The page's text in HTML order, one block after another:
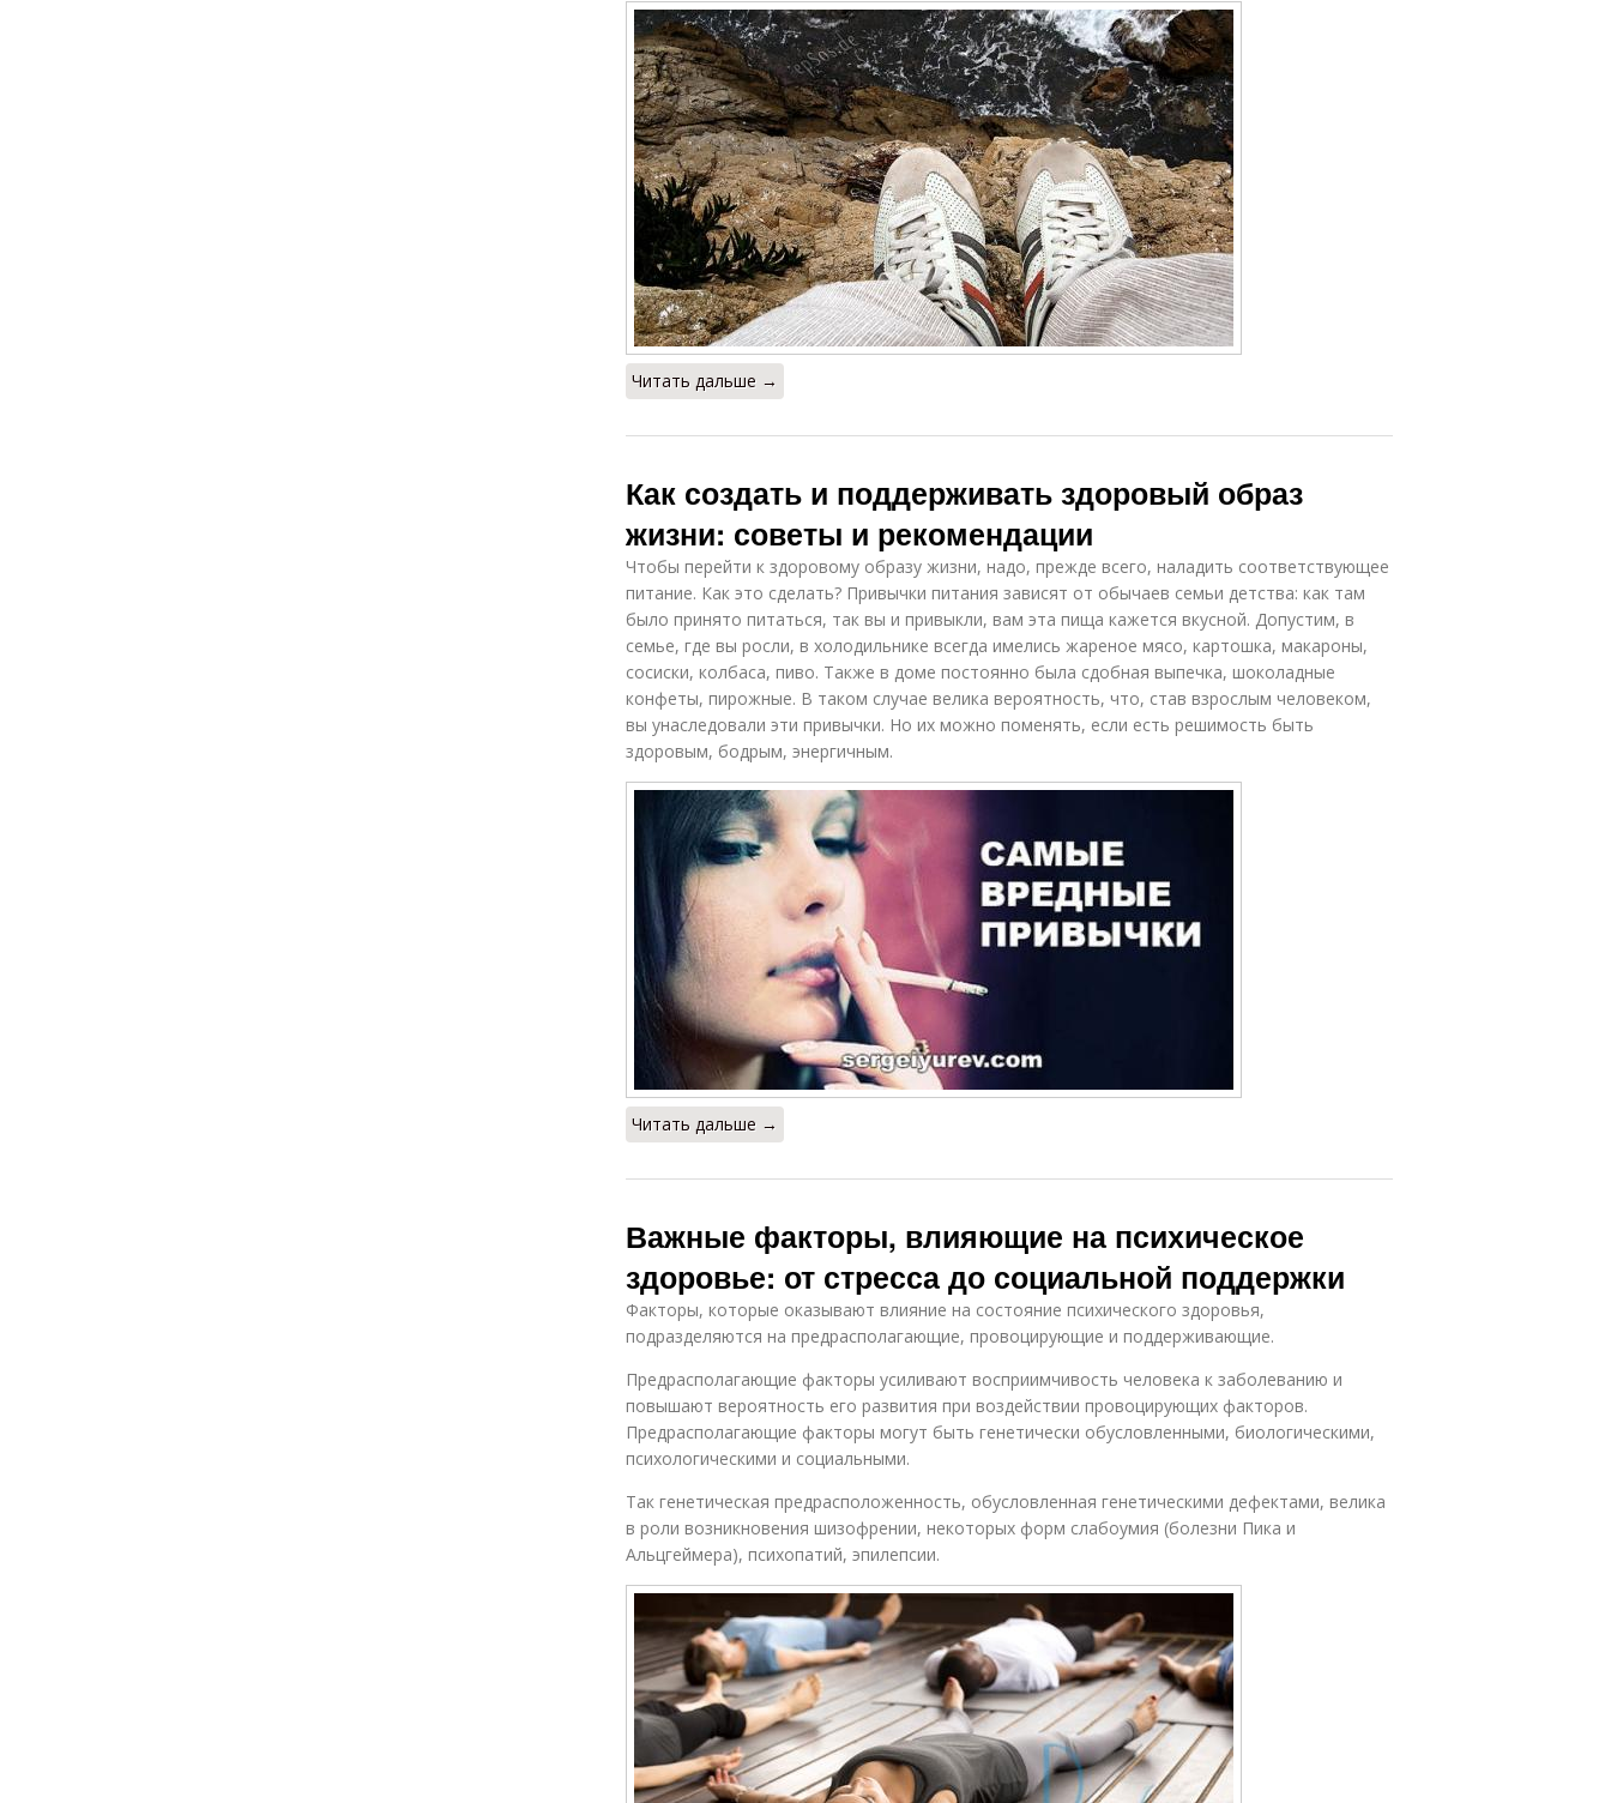
Читать дальше →
Как создать и поддерживать здоровый образ
жизни: советы и рекомендации
Чтобы перейти к здоровому образу жизни, надо, прежде всего, наладить соответствующее
питание. Как это сделать? Привычки питания зависят от обычаев семьи детства: как там
было принято питаться, так вы и привыкли, вам эта пища кажется вкусной. Допустим, в
семье, где вы росли, в холодильнике всегда имелись жареное мясо, картошка, макароны,
сосиски, колбаса, пиво. Также в доме постоянно была сдобная выпечка, шоколадные
конфеты, пирожные. В таком случае велика вероятность, что, став взрослым человеком,
вы унаследовали эти привычки. Но их можно поменять, если есть решимость быть
здоровым, бодрым, энергичным.
Читать дальше →
Важные факторы, влияющие на психическое
здоровье: от стресса до социальной поддержки
Факторы, которые оказывают влияние на состояние психического здоро­вья,
подразделяются на предрасполагающие, провоцирующие и поддерживающие.
Предрасполагающие факторы усиливают воспри­имчивость человека к заболеванию и
повышают ве­роятность его развития при воздействии провоцирующих факторов.
Предрасполагающие факторы могут быть генетически обусловлен­ными, биологическими,
психологическими и социальными.
Так генетическая пред­расположенность, обусловленная генетическими дефектами, велика
в роли возникновения шизофрении, некоторых форм слабоумия (болезни Пика и
Альцгеймера), психопатий, эпилепсии.